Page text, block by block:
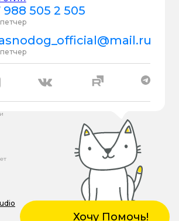
Хочу Помочь!
988 505 2 505